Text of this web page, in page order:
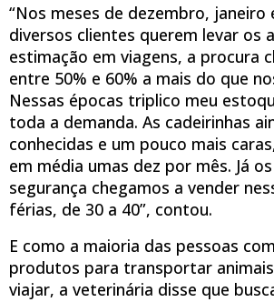
“Nos meses de dezembro, janeiro
diversos clientes querem levar os
estimação em viagens, a procura
entre 50% e 60% a mais do que
Nessas épocas triplico meu
toda a demanda. As cadeirinhas
conhecidas e um pouco mais
em média umas dez por mês. Já
segurança chegamos a vender
férias, de 30 a 40”, contou.
E como a maioria das pessoas
produtos para transportar
viajar, a veterinária disse que